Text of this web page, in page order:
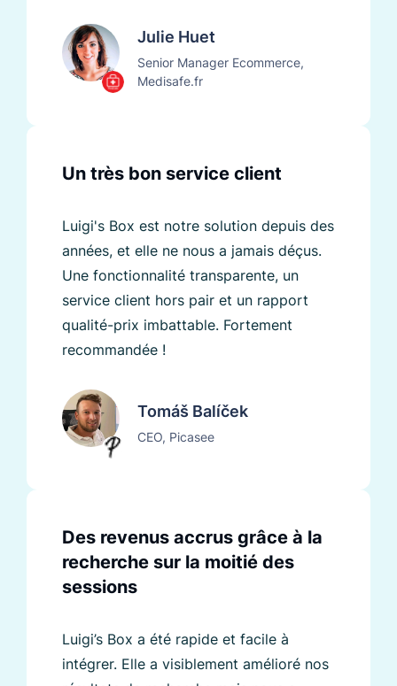
Julie Huet
Senior Manager Ecommerce,
Medisafe.fr
Un très bon service client
Luigi's Box est notre solution depuis des
années, et elle ne nous a jamais déçus.
Une fonctionnalité transparente, un
service client hors pair et un rapport
qualité-prix imbattable. Fortement
recommandée !
Tomáš Balíček
CEO, Picasee
Des revenus accrus grâce à la
recherche sur la moitié des
sessions
Luigi’s Box a été rapide et facile à
intégrer. Elle a visiblement amélioré nos